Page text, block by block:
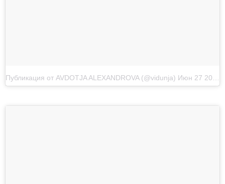
Публикация от AVDOTJA ALEXANDROVA (@vidunja) Июн 27 2017 в 4:16 PDT